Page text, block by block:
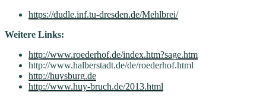
https://dudle.inf.tu-dresden.de/Mehlbrei/
Weitere Links:
http://www.roederhof.de/index.htm?sage.htm
http://www.halberstadt.de/de/roederhof.html
http://huysburg.de
http://www.huy-bruch.de/2013.html